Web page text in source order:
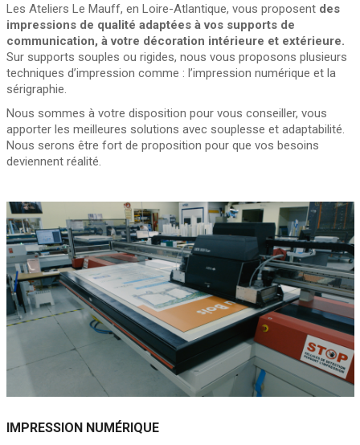
Les Ateliers Le Mauff, en Loire-Atlantique, vous proposentdes
impressions de qualité adaptées à vos supports de
communication, à votre décoration intérieure et extérieure.
Sur supports souples ou rigides, nous vous proposons plusieurs
techniques d’impression comme : l’impression numérique et la
sérigraphie.
Nous sommes à votre disposition pour vous conseiller, vous
apporter les meilleures solutions avec souplesse et adaptabilité.
Nous serons être fort de proposition pour que vos besoins
deviennent réalité.
IMPRESSION NUMÉRIQUE